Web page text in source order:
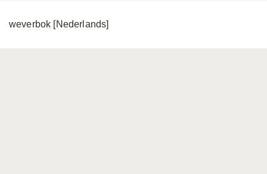
weverbok [Nederlands]